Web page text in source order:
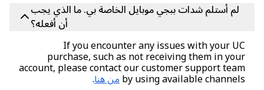
لم أستلم شدات ببجي موبايل الخاصة بي. ما الذي يجب
أن أفعله؟
If you encounter any issues with your
purchase, such as not receiving them in
account, please contact our customer support
by using availableمن هنا.